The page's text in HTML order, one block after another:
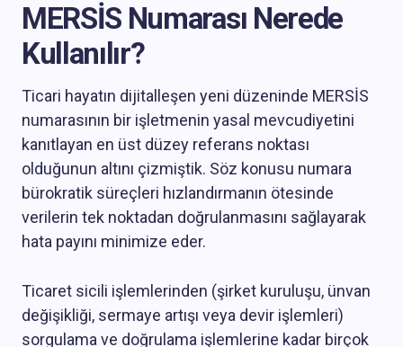
MERSİS Numarası Nerede
Kullanılır?
Ticari hayatın dijitalleşen yeni düzeninde MERSİS
numarasının bir işletmenin yasal mevcudiyetini
kanıtlayan en üst düzey referans noktası
olduğunun altını çizmiştik. Söz konusu numara
bürokratik süreçleri hızlandırmanın ötesinde
verilerin tek noktadan doğrulanmasını sağlayarak
hata payını minimize eder.
Ticaret sicili işlemlerinden (şirket kuruluşu, ünvan
değişikliği, sermaye artışı veya devir işlemleri)
sorgulama ve doğrulama işlemlerine kadar birçok